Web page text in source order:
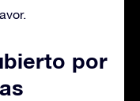
por